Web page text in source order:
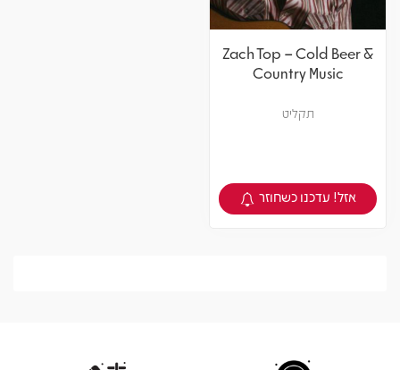
Zach Top – Cold Beer &
Country Music
תקליט
צפיה במוצר
אזל! עדכנו כשחוזר